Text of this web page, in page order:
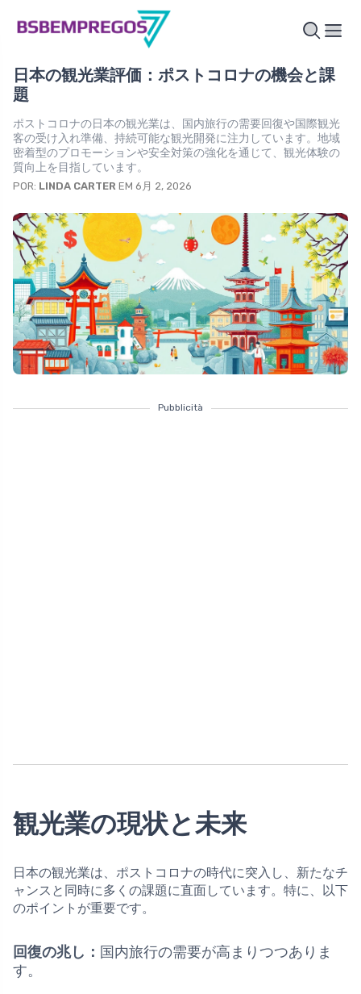
日本の観光業評価：ポストコロナの機会と課
題
ポストコロナの日本の観光業は、国内旅行の需要回復や国際観光
客の受け入れ準備、持続可能な観光開発に注力しています。地域
密着型のプロモーションや安全対策の強化を通じて、観光体験の
質向上を目指しています。
POR: LINDA CARTER EM 6月 2, 2026
Pubblicità
観光業の現状と未来
日本の観光業は、ポストコロナの時代に突入し、新たなチ
ャンスと同時に多くの課題に直面しています。特に、以下
のポイントが重要です。
回復の兆し： 国内旅行の需要が高まりつつありま
す。